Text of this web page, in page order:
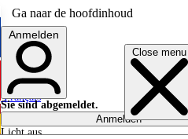
Ga naar de hoofdinhoud
Close menu
English
Français
Anmelden
Sie sind abgemeldet.
Anmelden
Licht aus